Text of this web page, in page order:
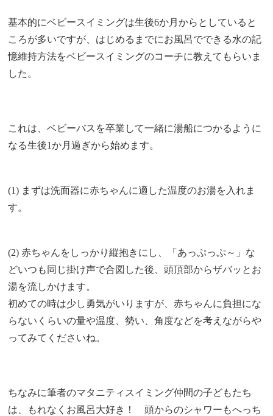
基本的にベビースイミングは生後6か月からとしていると
ころが多いですが、はじめるまでにお風呂でできる水の記
憶維持方法をベビースイミングのコーチに教えてもらいま
した。
これは、ベビーバスを卒業して一緒に湯船につかるように
なる生後1か月過ぎから始めます。
(1) まずは洗面器に赤ちゃんに適した温度のお湯を入れま
す。
(2) 赤ちゃんをしっかり縦抱きにし、「あっぷっぷ～」な
どいつも同じ掛け声で合図した後、頭頂部からザバッとお
湯を流しかけます。
初めての時は少し勇気がいりますが、赤ちゃんに負担にな
らないくらいの量や温度、勢い、角度などを考えながらや
ってみてくださいね。
ちなみに筆者のマタニティスイミング仲間の子どもたち
は、もれなくお風呂大好き！ 頭からのシャワーもへっち